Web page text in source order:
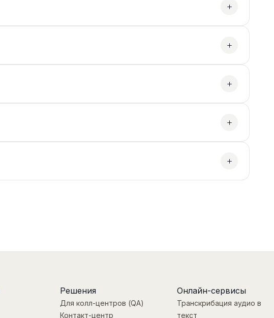
Решения
Для колл-центров (QA)
Контакт-центр
Онлайн-сервисы
Транскрибация аудио в
текст